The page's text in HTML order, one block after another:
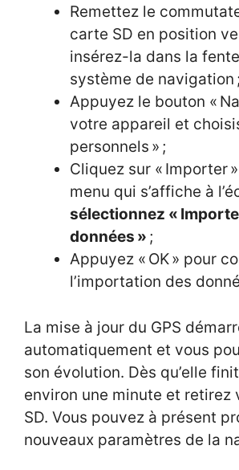
Remettez le
carte SD en position
insérez-la dans la
système de navigation ;
Appuyez le bouton «
votre appareil et
personnels » ;
Cliquez sur « Importer
menu qui s’affiche à
sélectionnez «
données » ;
Appuyez « OK » pour
l’importation des
La mise à jour du GPS
automatiquement et vous
son évolution. Dès qu’elle
environ une minute et retirez
SD. Vous pouvez à présent
nouveaux paramètres de la